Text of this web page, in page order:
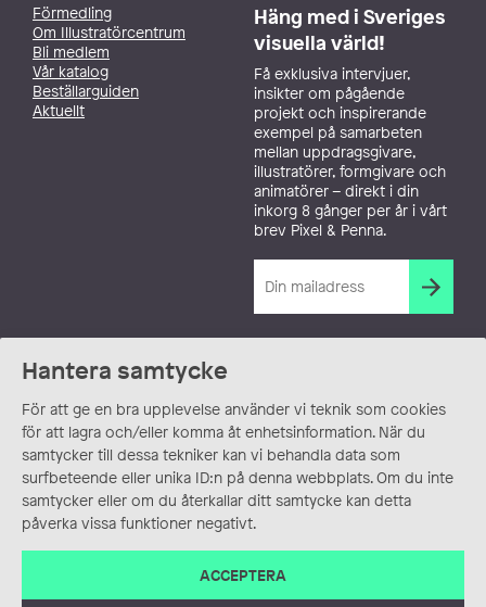
Hantera samtycke
För att ge en bra upplevelse använder vi teknik som cookies
för att lagra och/eller komma åt enhetsinformation. När du
samtycker till dessa tekniker kan vi behandla data som
surfbeteende eller unika ID:n på denna webbplats. Om du inte
samtycker eller om du återkallar ditt samtycke kan detta
påverka vissa funktioner negativt.
ACCEPTERA
Förmedling
Om Illustratörcentrum
Bli medlem
Vår katalog
Beställarguiden
Aktuellt
Häng med i Sveriges
visuella värld!
Få exklusiva intervjuer,
insikter om pågående
projekt och inspirerande
exempel på samarbeten
mellan uppdragsgivare,
illustratörer, formgivare och
animatörer – direkt i din
inkorg 8 gånger per år i vårt
brev Pixel & Penna.